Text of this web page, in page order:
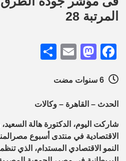
المرتبة 28
Facebook
Mastodon
Email
الحدث – القاهرة – وكالات
شاركت اليوم، الدكتورة هالة
الاقتصادية في منتدى أسبوع
النمو الاقتصادي المستدام، الذي